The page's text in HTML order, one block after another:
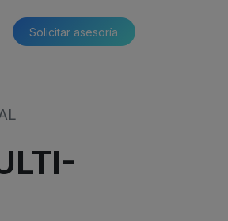
Solicitar asesoría​​